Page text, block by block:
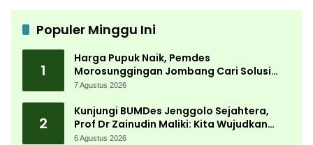
Populer Minggu Ini
1
Harga Pupuk Naik, Pemdes
Morosunggingan Jombang Cari Solusi
Lewat Kajian Akademik
7 Agustus 2026
2
Kunjungi BUMDes Jenggolo Sejahtera,
Prof Dr Zainudin Maliki: Kita Wujudkan
Kemandirian Ekonomi dengan Potensi
6 Agustus 2026